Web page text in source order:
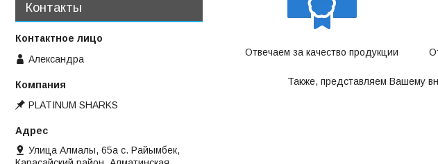
Отвечаем за качество продукции
Также, представляем Вашему
Контакты
Александра
PLATINUM SHARKS
Улица Алмалы, 65а ​с. Райымбек,